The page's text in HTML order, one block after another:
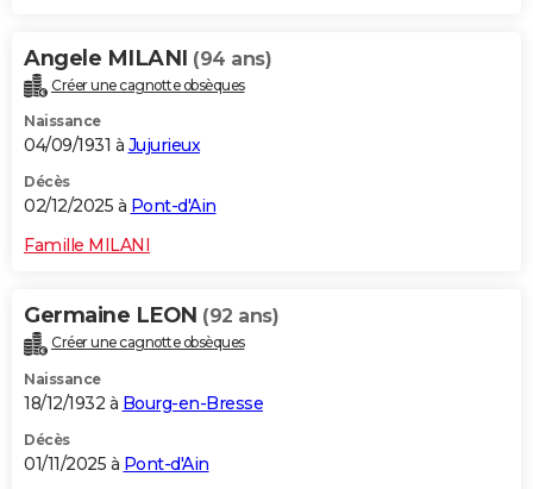
Angele MILANI (94 ans)
Créer une cagnotte obsèques
Naissance
04/09/1931 à Jujurieux
Décès
02/12/2025 à Pont-d'Ain
Famille MILANI
Germaine LEON (92 ans)
Créer une cagnotte obsèques
Naissance
18/12/1932 à Bourg-en-Bresse
Décès
01/11/2025 à Pont-d'Ain